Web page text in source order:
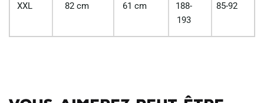
XXL 82 cm 61 cm
188-
193
85-92